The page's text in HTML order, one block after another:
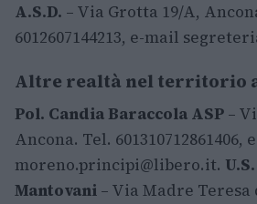
A.S.D. – Via Grotta 19/A,
6012607144213, e-mail
Altre realtà nel territorio
Pol. Candia Baraccola ASP –
Ancona. Tel. 601310712861406,
moreno.principi@libero.it.
Mantovani – Via Madre Teresa